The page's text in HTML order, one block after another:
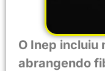
O Inep incluiu
abrangendo